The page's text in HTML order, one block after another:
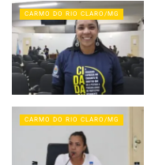
CARMO DO RIO CLARO/MG
CARMO DO RIO CLARO/MG